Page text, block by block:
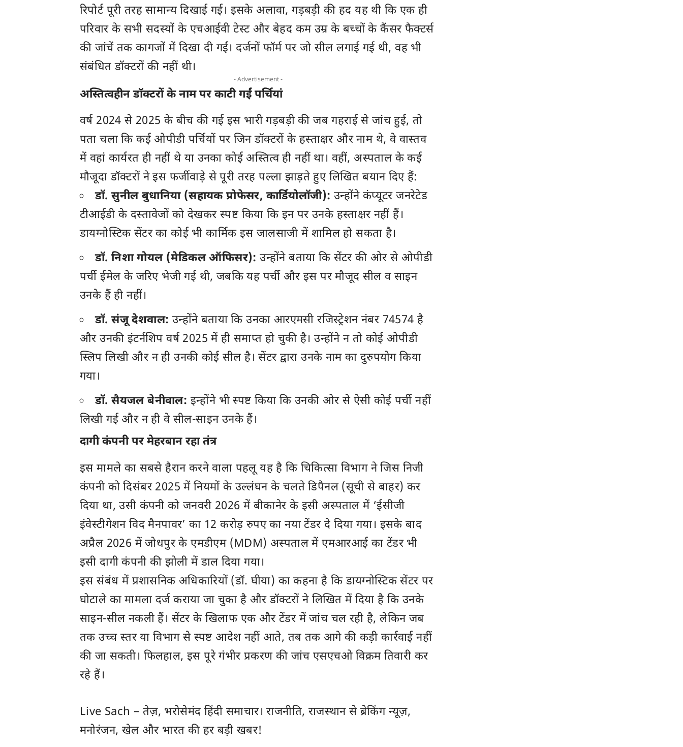
रिपोर्ट पूरी तरह सामान्य दिखाई गई। इसके अलावा, गड़बड़ी की हद यह थी कि एक ही
परिवार के सभी सदस्यों के एचआईवी टेस्ट और बेहद कम उम्र के बच्चों के कैंसर फैक्टर्स
की जांचें तक कागजों में दिखा दी गईं। दर्जनों फॉर्म पर जो सील लगाई गई थी, वह भी
संबंधित डॉक्टरों की नहीं थी।
- Advertisement -
अस्तित्वहीन डॉक्टरों के नाम पर काटी गईं पर्चियां
वर्ष 2024 से 2025 के बीच की गई इस भारी गड़बड़ी की जब गहराई से जांच हुई, तो
पता चला कि कई ओपीडी पर्चियों पर जिन डॉक्टरों के हस्ताक्षर और नाम थे, वे वास्तव
में वहां कार्यरत ही नहीं थे या उनका कोई अस्तित्व ही नहीं था। वहीं, अस्पताल के कई
मौजूदा डॉक्टरों ने इस फर्जीवाड़े से पूरी तरह पल्ला झाड़ते हुए लिखित बयान दिए हैं:
डॉ. सुनील बुधानिया (सहायक प्रोफेसर, कार्डियोलॉजी): उन्होंने कंप्यूटर जनरेटेड
टीआईडी के दस्तावेजों को देखकर स्पष्ट किया कि इन पर उनके हस्ताक्षर नहीं हैं।
डायग्नोस्टिक सेंटर का कोई भी कार्मिक इस जालसाजी में शामिल हो सकता है।
डॉ. निशा गोयल (मेडिकल ऑफिसर): उन्होंने बताया कि सेंटर की ओर से ओपीडी
पर्ची ईमेल के जरिए भेजी गई थी, जबकि यह पर्ची और इस पर मौजूद सील व साइन
उनके हैं ही नहीं।
डॉ. संजू देशवाल: उन्होंने बताया कि उनका आरएमसी रजिस्ट्रेशन नंबर 74574 है
और उनकी इंटर्नशिप वर्ष 2025 में ही समाप्त हो चुकी है। उन्होंने न तो कोई ओपीडी
स्लिप लिखी और न ही उनकी कोई सील है। सेंटर द्वारा उनके नाम का दुरुपयोग किया
गया।
डॉ. सैयजल बेनीवाल: इन्होंने भी स्पष्ट किया कि उनकी ओर से ऐसी कोई पर्ची नहीं
लिखी गई और न ही वे सील-साइन उनके हैं।
दागी कंपनी पर मेहरबान रहा तंत्र
इस मामले का सबसे हैरान करने वाला पहलू यह है कि चिकित्सा विभाग ने जिस निजी
कंपनी को दिसंबर 2025 में नियमों के उल्लंघन के चलते डिपैनल (सूची से बाहर) कर
दिया था, उसी कंपनी को जनवरी 2026 में बीकानेर के इसी अस्पताल में ‘ईसीजी
इंवेस्टीगेशन विद मैनपावर’ का 12 करोड़ रुपए का नया टेंडर दे दिया गया। इसके बाद
अप्रैल 2026 में जोधपुर के एमडीएम (MDM) अस्पताल में एमआरआई का टेंडर भी
इसी दागी कंपनी की झोली में डाल दिया गया।
इस संबंध में प्रशासनिक अधिकारियों (डॉ. घीया) का कहना है कि डायग्नोस्टिक सेंटर पर
घोटाले का मामला दर्ज कराया जा चुका है और डॉक्टरों ने लिखित में दिया है कि उनके
साइन-सील नकली हैं। सेंटर के खिलाफ एक और टेंडर में जांच चल रही है, लेकिन जब
तक उच्च स्तर या विभाग से स्पष्ट आदेश नहीं आते, तब तक आगे की कड़ी कार्रवाई नहीं
की जा सकती। फिलहाल, इस पूरे गंभीर प्रकरण की जांच एसएचओ विक्रम तिवारी कर
रहे हैं।
Live Sach – तेज़, भरोसेमंद हिंदी समाचार। राजनीति, राजस्थानसे ब्रेकिंग न्यूज़,
मनोरंजन, खेल और भारत की हर बड़ी खबर!